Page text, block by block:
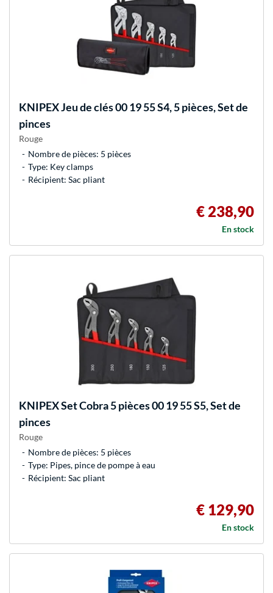
KNIPEXJeu de clés 00 19 55 S4, 5 pièces, Set de
pinces
Rouge
Nombre de pièces: 5 pièces
Type: Key clamps
Récipient: Sac pliant
€ 238,90
En stock
KNIPEXSet Cobra 5 pièces 00 19 55 S5, Set de
pinces
Rouge
Nombre de pièces: 5 pièces
Type: Pipes, pince de pompe à eau
Récipient: Sac pliant
€ 129,90
En stock